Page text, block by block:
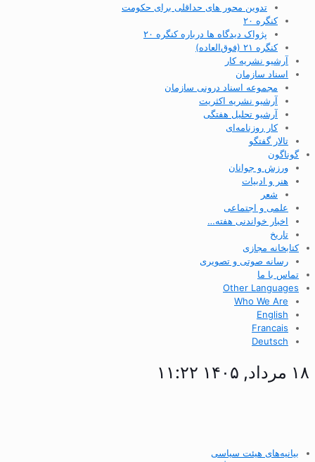
تدوین محور های حداقلی برای حکومت
کنگره ۲۰
پژواک دیدگاه ها درباره کنگره ۲۰
کنگره ۲۱ (فوق‌العاده)
آرشیو نشریه کار
اسناد سازمان
مجموعه اسناد درونی سازمان
آرشیو نشریه اکثریت
آرشیو تحلیل هفتگی
کار روزنامه‌ای
تالار گفتگو
گوناگون
ورزش و جوانان
هنر و ادبیات
شعر
علمی و اجتماعی
اخبار خواندنی هفته…
تاریخ
کتابخانه مجازی
رسانه صوتی و تصویری
تماس با ما
Other Languages
Who We Are
English
Francais
Deutsch
۱۸ مرداد, ۱۴۰۵ ۱۱:۲۲
بیانیه‌های هیئت سیاسی